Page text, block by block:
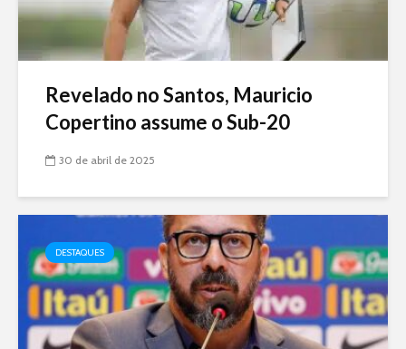
Revelado no Santos, Mauricio
Copertino assume o Sub-20
30 de abril de 2025
DESTAQUES